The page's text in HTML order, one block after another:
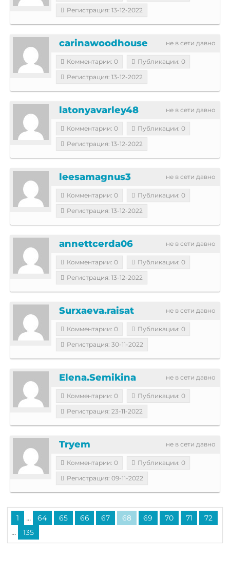
Регистрация: 13-12-2022
не в сети давно
carinawoodhouse
Комментарии: 0
Публикации: 0
Регистрация: 13-12-2022
не в сети давно
latonyavarley48
Комментарии: 0
Публикации: 0
Регистрация: 13-12-2022
не в сети давно
leesamagnus3
Комментарии: 0
Публикации: 0
Регистрация: 13-12-2022
не в сети давно
annettcerda06
Комментарии: 0
Публикации: 0
Регистрация: 13-12-2022
не в сети давно
Surxaeva.raisat
Комментарии: 0
Публикации: 0
Регистрация: 30-11-2022
не в сети давно
Elena.Semikina
Комментарии: 0
Публикации: 0
Регистрация: 23-11-2022
не в сети давно
Tryem
Комментарии: 0
Публикации: 0
Регистрация: 09-11-2022
1 ... 64 65 66 67 68 69 70 71 72
... 135